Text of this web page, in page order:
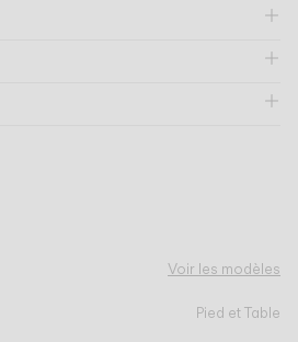
Voir les modèles
Pied et Table